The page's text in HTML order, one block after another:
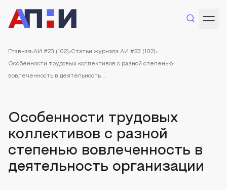
Главная АИ #23 (102) Статьи журнала АИ #23 (102)
Особенности трудовых коллективов с разной степенью
вовлеченность в деятельность ...
Особенности трудовых
коллективов с разной
степенью вовлеченность в
деятельность организации